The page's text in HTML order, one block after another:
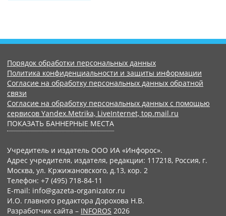
Порядок обработки персональных данных
Политика конфиденциальности и защиты информации
Согласие на обработку персональных данных обратной
связи
Согласие на обработку персональных данных с помощью
сервисов Yandex.Metrika, LiveInternet, top.mail.ru
ПОКАЗАТЬ БАННЕРНЫЕ МЕСТА
Учредитель и издатель ООО ИА «Инфорос».
Адрес учредителя, издателя, редакции: 117218, Россия, г.
Москва, ул. Кржижановского, д.13, кор. 2
Телефон: +7 (495) 718-84-11
E-mail: info@gazeta-organizator.ru
И.О. главного редактора Дорохова Н.В.
Разработчик сайта – INFOROS 2026